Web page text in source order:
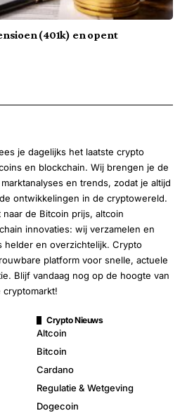
(401k) en opent
je dagelijks het laatste crypto
en blockchain. Wij brengen je de
en trends, zodat je altijd
ontwikkelingen in de cryptowereld.
de Bitcoin prijs, altcoin
innovaties: wij verzamelen en
helder en overzichtelijk. Crypto
platform voor snelle, actuele
Blijf vandaag nog op de hoogte van
Crypto Nieuws
Altcoin
Bitcoin
Cardano
Regulatie & Wetgeving
Dogecoin